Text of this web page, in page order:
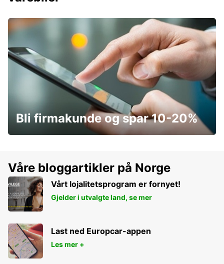
Bli firmakunde og spar 10-20%
Våre bloggartikler på Norge
Vårt lojalitetsprogram er fornyet!
Gjelder i utvalgte land, se mer
Last ned Europcar-appen
Les mer +